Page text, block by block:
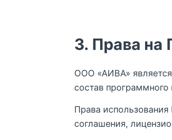
3. Права на
ООО «АИВА»
состав программного
Права использования
соглашения,